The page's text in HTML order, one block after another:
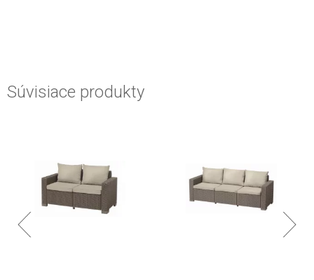
Súvisiace produkty